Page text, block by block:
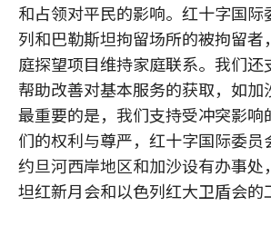
和占领对平民的影响。红十字国际
列和巴勒斯坦拘留场所的被拘留者
庭探望项目维持家庭联系。我们还
帮助改善对基本服务的获取，如加
最重要的是，我们支持受冲突影响
们的权利与尊严，红十字国际委员
约旦河西岸地区和加沙设有办事处
坦红新月会和以色列红大卫盾会的